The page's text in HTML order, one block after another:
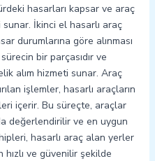
hasarları kapsar ve araç
İkinci el hasarlı araç
durumlarına göre alınması
bir parçasıdır ve
alım hizmeti sunar. Araç
işlemler, hasarlı araçların
içerir. Bu süreçte, araçlar
değerlendirilir ve en uygun
hasarlı araç alan yerler
hızlı ve güvenilir şekilde